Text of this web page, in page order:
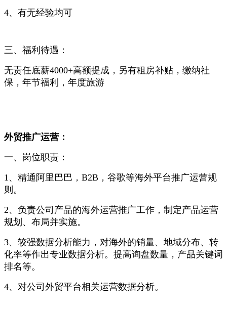
4、有无经验均可
三、福利待遇：
无责任底薪4000+高额提成，另有租房补贴，缴纳社
保，年节福利，年度旅游
外贸推广运营：
一、岗位职责：
1、精通阿里巴巴，B2B，谷歌等海外平台推广运营规
则。
2、负责公司产品的海外运营推广工作，制定产品运营
规划、布局并实施。
3、较强数据分析能力，对海外的销量、地域分布、转
化率等作出专业数据分析。提高询盘数量，产品关键词
排名等。
4、对公司外贸平台相关运营数据分析。